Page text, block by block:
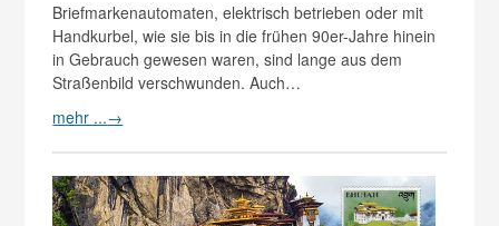
Briefmarkenautomaten, elektrisch betrieben oder mit
Handkurbel, wie sie bis in die frühen 90er-Jahre hinein
in Gebrauch gewesen waren, sind lange aus dem
Straßenbild verschwunden. Auch…
mehr ...→